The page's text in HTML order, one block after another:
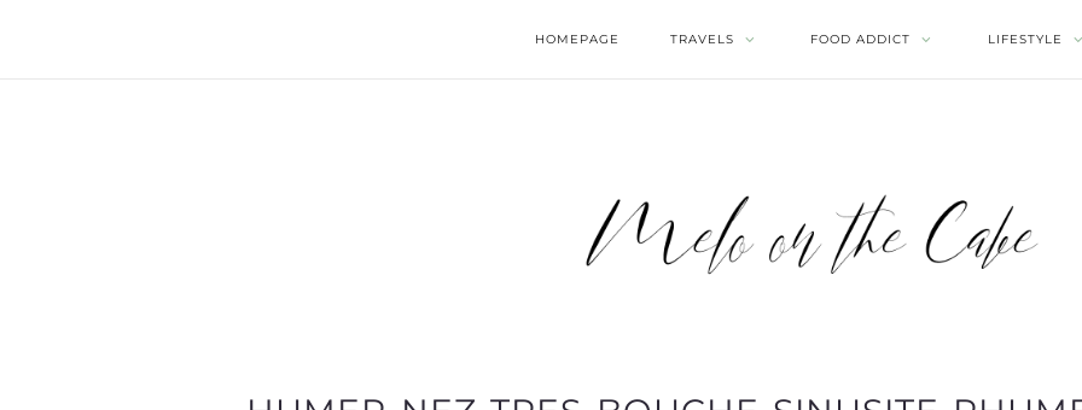
HOMEPAGE TRAVELS FOOD ADDICT LIFESTYLE